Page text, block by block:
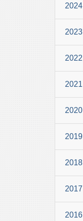
2024
2023
2022
2021
2020
2019
2018
2017
2016